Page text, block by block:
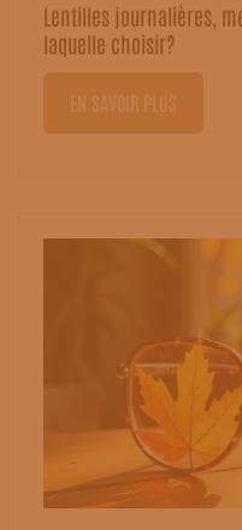
Lentilles journalières,
laquelle choisir?
EN SAVOIR PLUS